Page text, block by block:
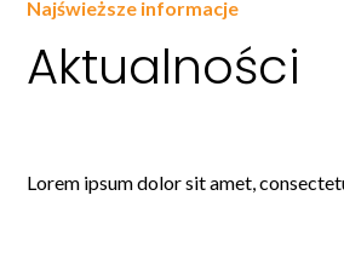
Najświeższe informacje
Aktualności
Lorem ipsum dolor sit amet,